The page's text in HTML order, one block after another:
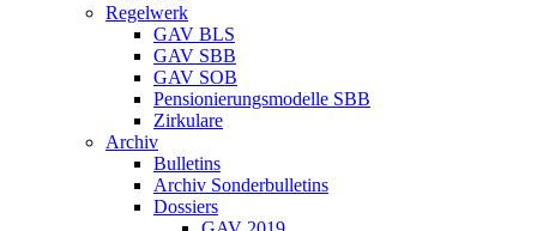
Regelwerk
GAV BLS
GAV SBB
GAV SOB
Pensionierungsmodelle SBB
Zirkulare
Archiv
Bulletins
Archiv Sonderbulletins
Dossiers